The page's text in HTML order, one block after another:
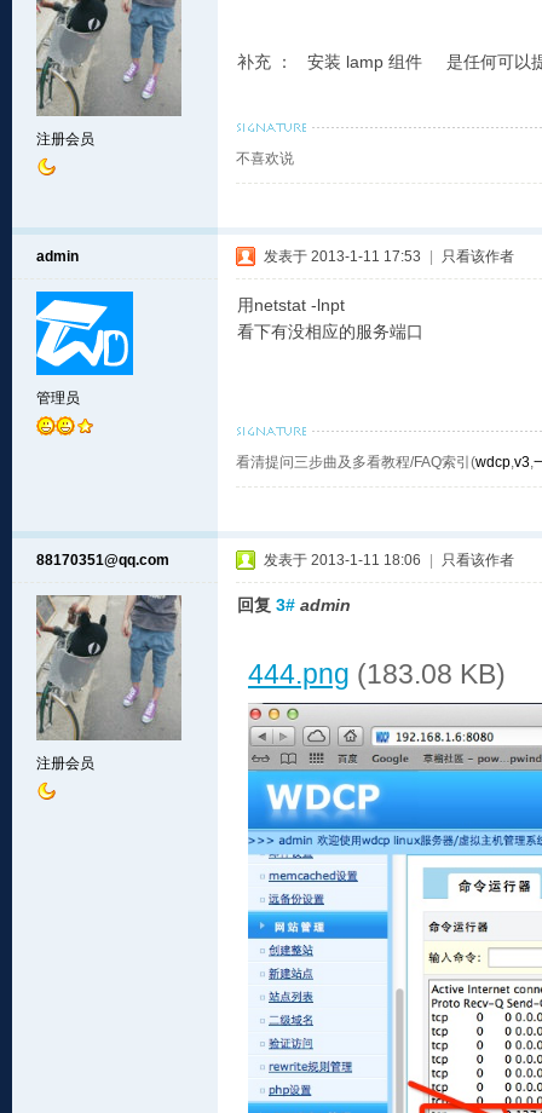
注册会员
补充 ： 安装 lamp 组件 是任何可以
不喜欢说
admin
管理员
发表于 2013-1-11 17:53 只看该作者
用netstat -lnpt
看下有没相应的服务端口
看清提问三步曲及多看教程/FAQ索引(wdcp,v3,
88170351@qq.com
注册会员
发表于 2013-1-11 18:06 只看该作者
回复 3# admin
444.png (183.08 KB)